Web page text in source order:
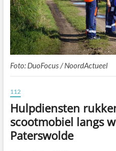
Foto: DuoFocus / NoordActueel
112
Hulpdiensten
scootmobiel langs
Paterswolde